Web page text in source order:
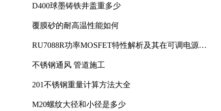
D400球墨铸铁井盖重多少
覆膜砂的耐高温性能如何
RU7088R功率MOSFET特性解析及其在可调电源设
不锈钢通风 管道施工
201不锈钢重量计算方法大全
M20螺纹大径和小径是多少